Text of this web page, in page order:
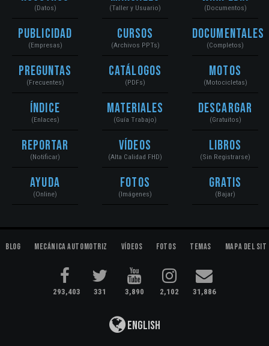
(Datos)
Publicidad
(Empresas)
Preguntas
(Frecuentes)
Índice
(Enlaces)
Reportar
(Notificar)
Ayuda
(Online)
(Taller y Usuario)
Cursos
(Archivos PPTs)
Catálogos
(PDFs)
Materiales
(Guía Trabajo)
Vídeos
(Alta Calidad FHD)
Fotos
(Imágenes)
(Documentos)
Documentales
(Completos)
Motos
(Motocicletas)
Descargar
(Gratuitos)
Libros
(Sin Registrarse)
Gratis
(Bajar)
Blog Mecánica Automotriz Vídeos Fotos Temas Mapa del
293,403 331 3,890 2,102 31,886
English